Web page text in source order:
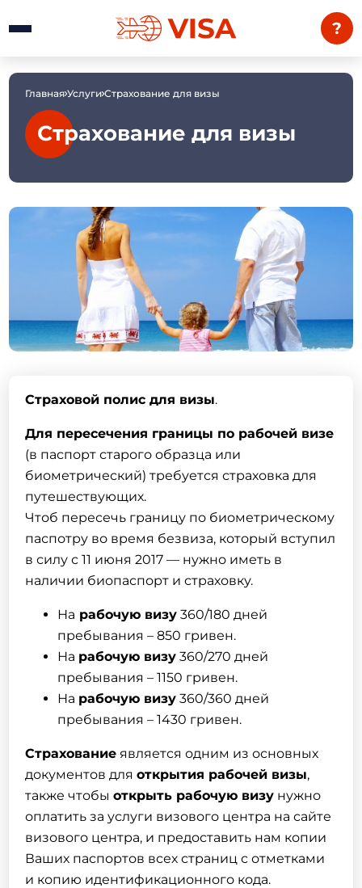
?
Главная Услуги Страхование для визы
Страхование для визы
Страховой полис для визы.
Для пересечения границы по рабочей визе
(в паспорт старого образца или
биометрический) требуется страховка для
путешествующих.
Чтоб пересечь границу по биометрическому
паспотру во время безвиза, который вступил
в силу с 11 июня 2017 — нужно иметь в
наличии биопаспорт и страховку.
На рабочую визу 360/180 дней
пребывания – 850 гривен.
На рабочую визу 360/270 дней
пребывания – 1150 гривен.
На рабочую визу 360/360 дней
пребывания – 1430 гривен.
Страхование является одним из основных
документов дляоткрытия рабочей визы,
также чтобыоткрыть рабочую визу нужно
оплатить за услуги визового центра на сайте
визового центра, и предоставить нам копии
Ваших паспортов всех страниц с отметками
и копию идентификационного кода.